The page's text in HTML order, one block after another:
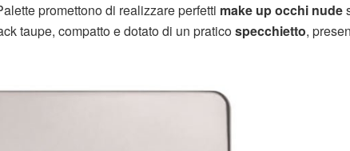
promettono di realizzare perfetti make up occhi nude
taupe, compatto e dotato di un praticospecchietto,